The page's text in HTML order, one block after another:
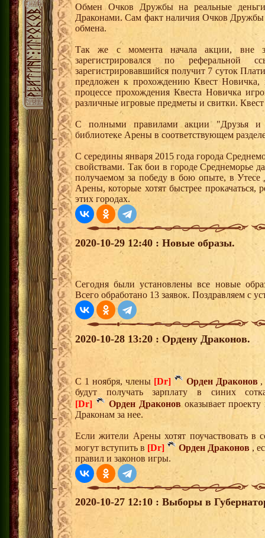
Обмен Очков Дружбы на реальные деньги
Драконами. Сам факт наличия Очков Дружбы
обмена.
Так же с момента начала акции, вне
зарегистрировался по
зарегистрировавшийся получит 7 суток
предложен к прохождению Квест
процессе прохождения Квеста Новичка
различные игровые предметы и свитки.
С полными правилами акции "Друзья и
библиотеке Арены в соответствующем
С середины января 2015 года города
свойствами. Так бои в городе Среднеморье
получаемом за победу в бою опыте, в
Арены, которые хотят быстрее прокачаться,
этих городах.
2020-10-29 12:40 : Новые образы.
Сегодня были установлены все новые
Всего обработано 13 заявок. Поздравляем с
2020-10-28 13:20 : Ордену Драконов.
С 1 ноября, члены [Dr] Орден Драконов,
будут получать зарплату в синих
[Dr]
Орден Драконовоказывает
Драконам за нее.
Если жители Арены хотят поучаствовать в
могут вступить в [Dr] Орден Драконов ,
правил и законов игры.
2020-10-27 12:10 : Выборы в